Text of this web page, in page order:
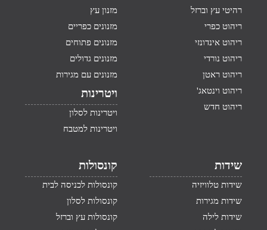
רהיטי עץ וברזל
ריהוט כפרי
ריהוט אינדונזי
ריהוט נורדי
ריהוט ראטן
ריהוט וינטאג'
ריהוט חדש
מזנון עץ
מזנונים כפריים
מזנונים פתוחים
מזנונים גדולים
מזנונים עם מגירות
ויטרינות
ויטרינות לסלון
ויטרינות למטבח
שידות
שידות טלוויזיה
שידות מגירות
שידות לילה
קונסולות
קונסולות לכניסה לבית
קונסולות לסלון
קונסולות עץ וברזל